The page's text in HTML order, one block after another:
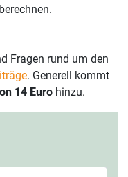
Fragen rund um den
. Generell kommt
14 Euro hinzu.